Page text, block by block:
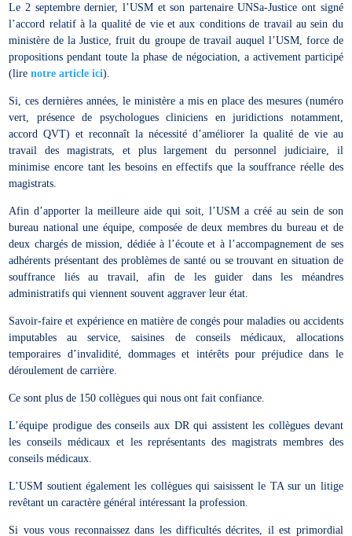
Le 2 septembre dernier, l’USM et son partenaire UNSa-Justice ont signé
l’accord relatif à la qualité de vie et aux conditions de travail au sein du
ministère de la Justice, fruit du groupe de travail auquel l’USM, force de
propositions pendant toute la phase de négociation, a activement participé
(lirenotre article ici).
Si, ces dernières années, le ministère a mis en place des mesures (numéro
vert, présence de psychologues cliniciens en juridictions notamment,
accord QVT) et reconnaît la nécessité d’améliorer la qualité de vie au
travail des magistrats, et plus largement du personnel judiciaire, il
minimise encore tant les besoins en effectifs que la souffrance réelle des
magistrats.
Afin d’apporter la meilleure aide qui soit, l’USM a créé au sein de son
bureau national une équipe, composée de deux membres du bureau et de
deux chargés de mission, dédiée à l’écoute et à l’accompagnement de ses
adhérents présentant des problèmes de santé ou se trouvant en situation de
souffrance liés au travail, afin de les guider dans les méandres
administratifs qui viennent souvent aggraver leur état.
Savoir-faire et expérience en matière de congés pour maladies ou accidents
imputables au service, saisines de conseils médicaux, allocations
temporaires d’invalidité, dommages et intérêts pour préjudice dans le
déroulement de carrière.
Ce sont plus de 150 collègues qui nous ont fait confiance.
L’équipe prodigue des conseils aux DR qui assistent les collègues devant
les conseils médicaux et les représentants des magistrats membres des
conseils médicaux.
L’USM soutient également les collègues qui saisissent le TA sur un litige
revêtant un caractère général intéressant la profession.
Si vous vous reconnaissez dans les difficultés décrites, il est primordial